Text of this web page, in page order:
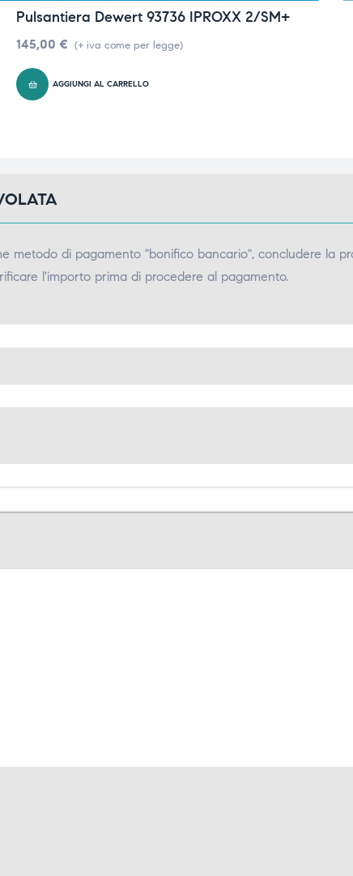
Pulsantiera Dewert 93736 IPROXX 2/SM+
145,00 € (+ iva come per legge)
AGGIUNGI AL CARRELLO
metodo di pagamento "bonifico bancario", concludere la
l'importo prima di procedere al pagamento.